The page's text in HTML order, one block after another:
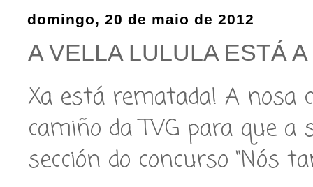
domingo, 20 de maio de 2012
A VELLA LULULA ESTÁ
Xa está rematada! A nosa
camiño da TVG para que
sección do concurso “Nós